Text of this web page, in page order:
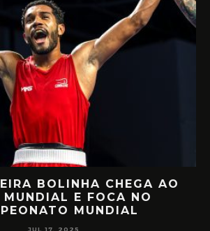
CHEGA AO
E FOCA NO
MUNDIAL
17, 2025